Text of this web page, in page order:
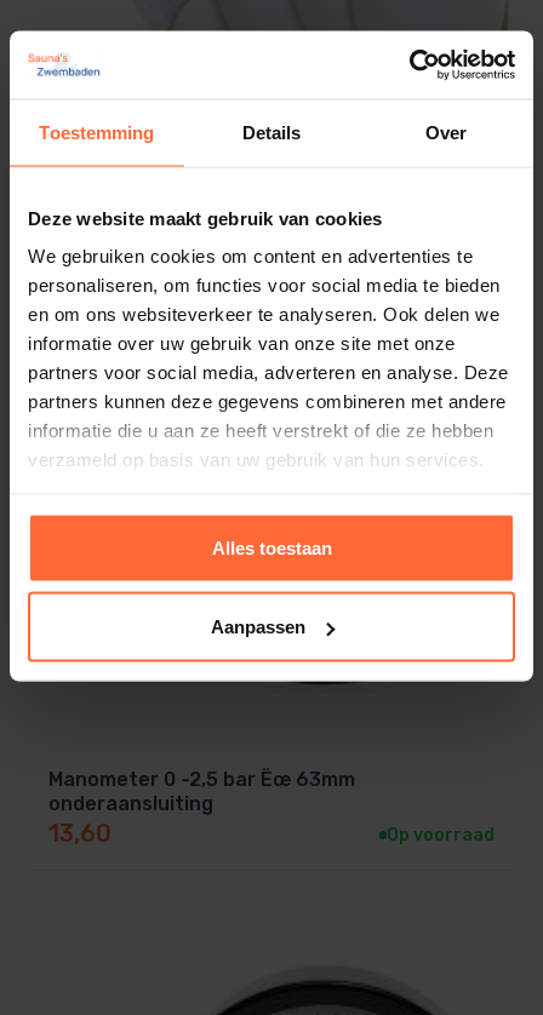
Toestemming Details Over
Deze website maakt gebruik van cookies
We gebruiken cookies om content en advertenties te
personaliseren, om functies voor social media te bieden
en om ons websiteverkeer te analyseren. Ook delen we
informatie over uw gebruik van onze site met onze
partners voor social media, adverteren en analyse. Deze
partners kunnen deze gegevens combineren met andere
informatie die u aan ze heeft verstrekt of die ze hebben
verzameld op basis van uw gebruik van hun services.
Alles toestaan
Aanpassen
Manometer 0 -2,5 bar Ëœ 63mm
onderaansluiting
13,60 Op voorraad